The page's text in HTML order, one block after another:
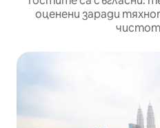
оценени заради